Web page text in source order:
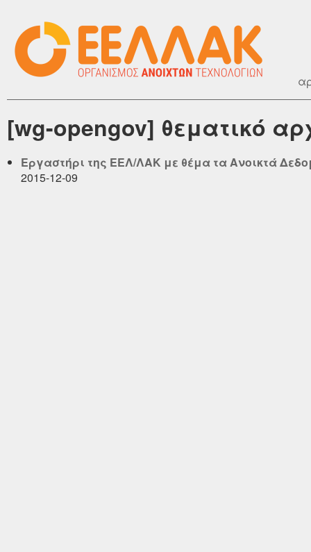
[wg-opengov] θεματικό
Εργαστήρι της ΕΕΛ/ΛΑΚ με θέμα τα Ανοικτά
2015-12-09